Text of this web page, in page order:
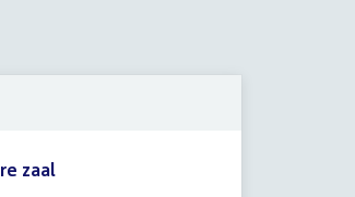
zaal